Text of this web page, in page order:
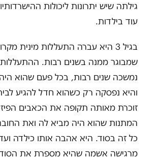
גילתה שיש יתרונות ליכולות
עוד בילדות.
בגיל 3 היא עברה התעללות מינית
שמבוגר ממנה בשנים רבות.
נמשכה שנים רבות, בכל פעם שהוא
והיא נפסקה רק כשהוא חדל להגיע
זוכרת מאותה תקופה את הכאבים
המתנות שהוא היה מביא לה ואת
כל זה בסוד. היא אהבה אותו כילדה
מרגישה אשמה שהיא מספרת את